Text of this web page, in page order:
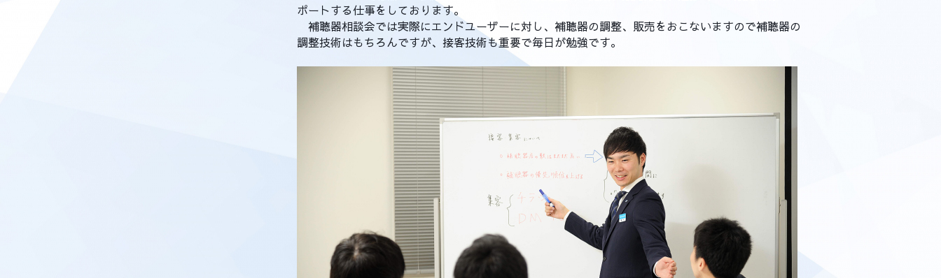
ポートする仕事をしております。
補聴器相談会では実際にエンドユーザーに対し、補聴器の調整、販売をおこないますので補聴器の
調整技術はもちろんですが、接客技術も重要で毎日が勉強です。